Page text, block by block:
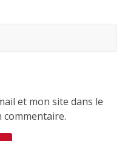
et mon site dans le